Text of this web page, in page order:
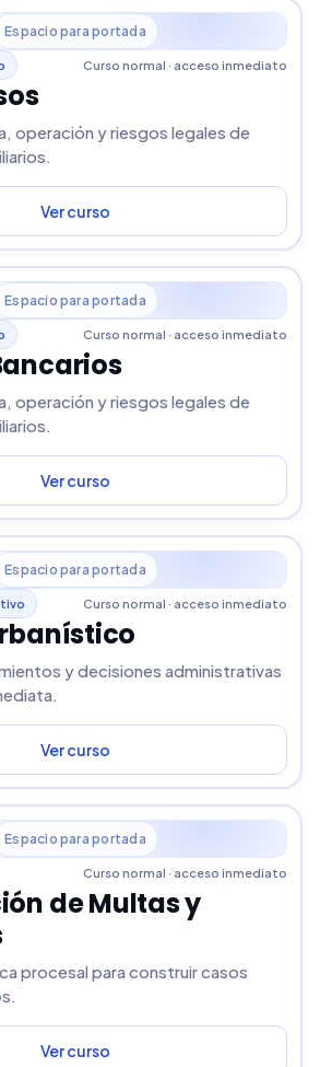
Espacio para portada
Curso normal · acceso inmediato
operación y riesgos legales de
Ver curso
Espacio para portada
Curso normal · acceso inmediato
operación y riesgos legales de
Ver curso
Espacio para portada
Curso normal · acceso inmediato
y decisiones administrativas
Ver curso
Espacio para portada
Curso normal · acceso inmediato
de Multas y
procesal para construir casos
Ver curso